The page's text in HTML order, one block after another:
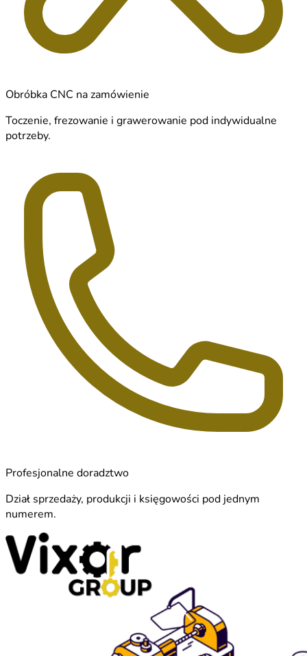
Obróbka CNC na zamówienie
Toczenie, frezowanie i grawerowanie pod indywidualne
potrzeby.
Profesjonalne doradztwo
Dział sprzedaży, produkcji i księgowości pod jednym
numerem.